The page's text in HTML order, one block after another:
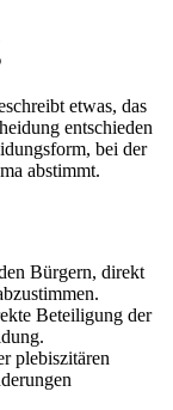
etwas, das
entschieden
bei der
abstimmt.
Bürgern, direkt
Beteiligung der
plebiszitären